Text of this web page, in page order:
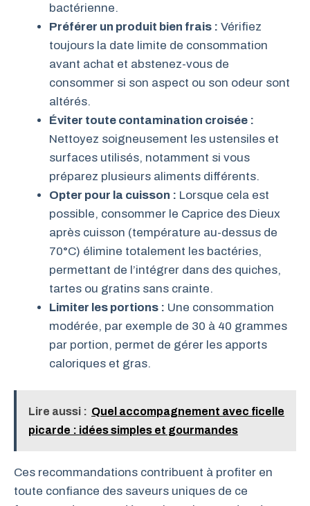
bactérienne.
Préférer un produit bien frais : Vérifiez
toujours la date limite de consommation
avant achat et abstenez-vous de
consommer si son aspect ou son odeur sont
altérés.
Éviter toute contamination croisée :
Nettoyez soigneusement les ustensiles et
surfaces utilisés, notamment si vous
préparez plusieurs aliments différents.
Opter pour la cuisson : Lorsque cela est
possible, consommer le Caprice des Dieux
après cuisson (température au-dessus de
70°C) élimine totalement les bactéries,
permettant de l’intégrer dans des quiches,
tartes ou gratins sans crainte.
Limiter les portions : Une consommation
modérée, par exemple de 30 à 40 grammes
par portion, permet de gérer les apports
caloriques et gras.
Lire aussi : Quel accompagnement avec ficelle
picarde : idées simples et gourmandes
Ces recommandations contribuent à profiter en
toute confiance des saveurs uniques de ce